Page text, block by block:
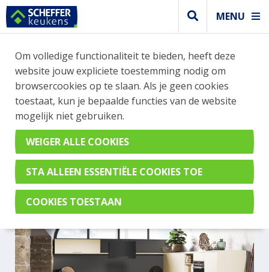
MENU
Modern keuken
MODERNE KEUKEN IN DE
KLEUR CREMA MAGNOLIA
MET KOOKEILAND
Uno Crema Magnolia
Om volledige functionaliteit te bieden, heeft deze
website jouw expliciete toestemming nodig om
browsercookies op te slaan. Als je geen cookies
toestaat, kun je bepaalde functies van de website
mogelijk niet gebruiken.